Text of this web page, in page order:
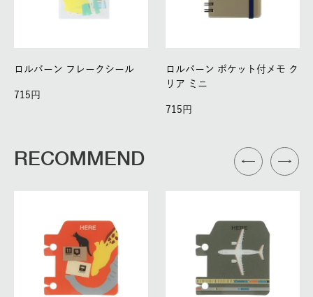
ロルバーン フレークシール
715
ロルバーン ポケット付メモ ク
リア ミニ
715
RECOMMEND